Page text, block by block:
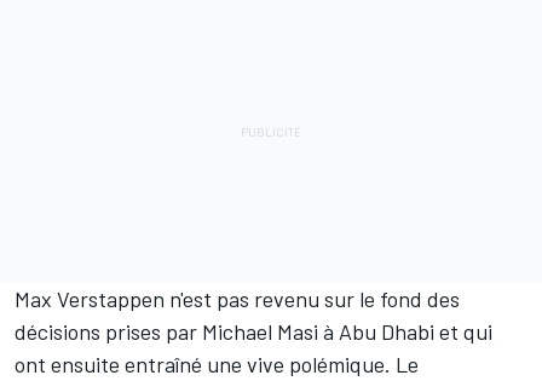
Max Verstappen n'est pas revenu sur le fond des
décisions prises par Michael Masi à Abu Dhabi et qui
ont ensuite entraîné une vive polémique. Le